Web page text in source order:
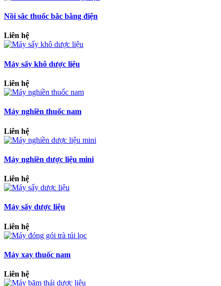
Nồi sắc thuốc bắc bằng điện
Liên hệ
Máy sấy khô dược liệu
Liên hệ
Máy nghiền thuốc nam
Liên hệ
Máy nghiền dược liệu mini
Liên hệ
Máy sấy dược liệu
Liên hệ
Máy xay thuốc nam
Liên hệ